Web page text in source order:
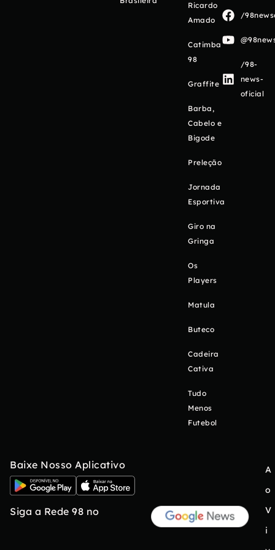
Ricardo
Amado
Catimba
98
Graffite
Barba,
Cabelo e
Bigode
Preleção
Jornada
Esportiva
Giro na
Gringa
Os
Players
Matula
Buteco
Cadeira
Cativa
Tudo
Menos
Futebol
/
/98-
news-
oficial
Baixe Nosso Aplicativo
Siga a Rede 98 no
A
o
V
i